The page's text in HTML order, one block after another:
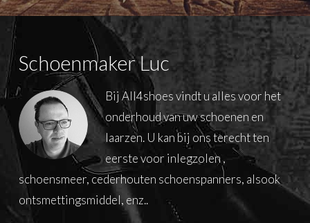
Schoenmaker Luc
Bij All4shoes vindt u alles voor het
onderhoud van uw schoenen en
laarzen. U kan bij ons terecht ten
eerste voor inlegzolen ,
schoensmeer, cederhouten schoenspanners, alsook
ontsmettingsmiddel, enz..